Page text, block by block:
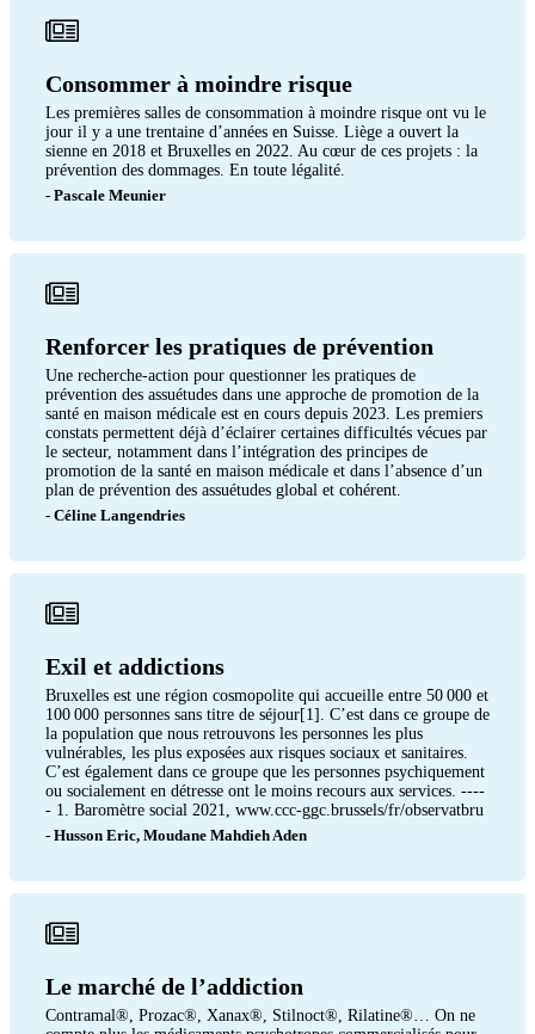
Consommer à moindre risque
Les premières salles de consommation à moindre risque ont vu le
jour il y a une trentaine d’années en Suisse. Liège a ouvert la
sienne en 2018 et Bruxelles en 2022. Au cœur de ces projets : la
prévention des dommages. En toute légalité.
- Pascale Meunier
Renforcer les pratiques de prévention
Une recherche-action pour questionner les pratiques de
prévention des assuétudes dans une approche de promotion de la
santé en maison médicale est en cours depuis 2023. Les premiers
constats permettent déjà d’éclairer certaines difficultés vécues par
le secteur, notamment dans l’intégration des principes de
promotion de la santé en maison médicale et dans l’absence d’un
plan de prévention des assuétudes global et cohérent.
- Céline Langendries
Exil et addictions
Bruxelles est une région cosmopolite qui accueille entre 50 000 et
100 000 personnes sans titre de séjour[1]. C’est dans ce groupe de
la population que nous retrouvons les personnes les plus
vulnérables, les plus exposées aux risques sociaux et sanitaires.
C’est également dans ce groupe que les personnes psychiquement
ou socialement en détresse ont le moins recours aux services. ----
- 1. Baromètre social 2021, www.ccc-ggc.brussels/fr/observatbru
- Husson Eric, Moudane Mahdieh Aden
Le marché de l’addiction
Contramal®, Prozac®, Xanax®, Stilnoct®, Rilatine®… On ne